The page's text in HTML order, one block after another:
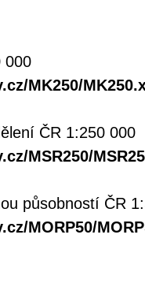
000
MK250/
ČR 1:250 000
MSR250/
působností ČR
MORP50/